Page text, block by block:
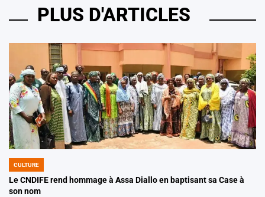
PLUS D'ARTICLES
POSTED
IN
CULTURE
Le CNDIFE rend hommage à Assa Diallo en baptisant sa Case à
son nom